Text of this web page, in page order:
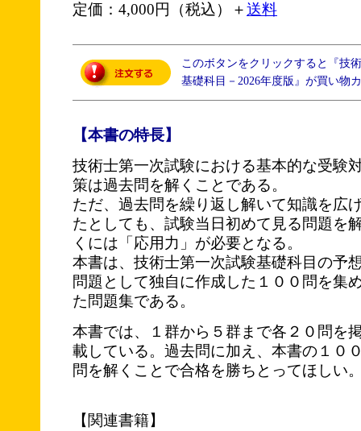
定価：4,000円（税込）＋送料
このボタンをクリックすると『技
基礎科目－2026年度版』が買い物
【本書の特長】
技術士第一次試験における基本的な受験
策は過去問を解くことである。
ただ、過去問を繰り返し解いて知識を広
たとしても、試験当日初めて見る問題を
くには「応用力」が必要となる。
本書は、技術士第一次試験基礎科目の予
問題として独自に作成した１００問を集
た問題集である。
本書では、１群から５群まで各２０問を
載している。過去問に加え、本書の１０
問を解くことで合格を勝ちとってほしい
【関連書籍】